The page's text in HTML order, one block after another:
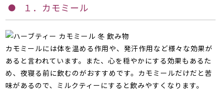
１．カモミール
カモミールには体を温める作用や、発汗作用など様々な効果が
あると言われています。また、心を穏やかにする効果もあるた
め、夜寝る前に飲むのがおすすめです。カモミールだけだと苦
味があるので、ミルクティーにすると飲みやすくなります。